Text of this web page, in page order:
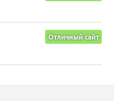
Отличный сайт